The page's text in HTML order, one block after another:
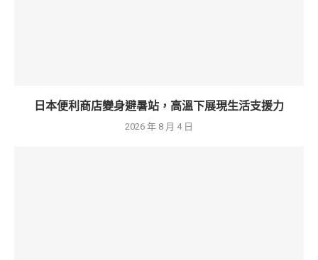
日本便利商店變身避暑站，高溫下展現生活支援力
2026 年 8 月 4 日